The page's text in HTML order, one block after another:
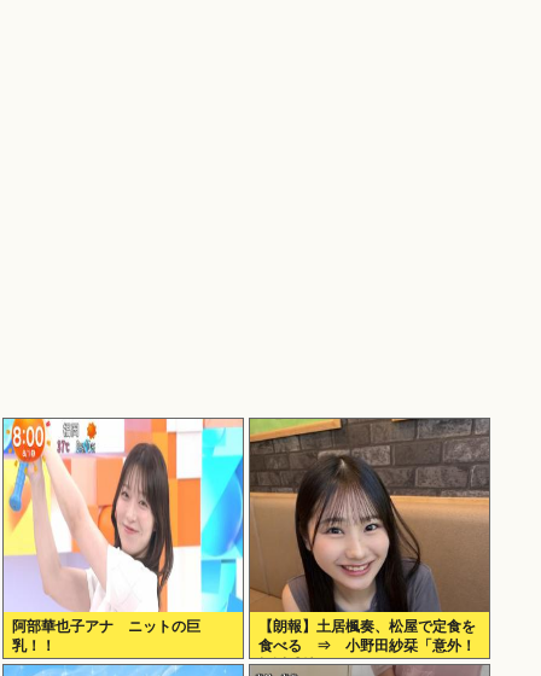
阿部華也子アナ ニットの巨
乳！！
【朗報】土居楓奏、松屋で定食を
食べる ⇒ 小野田紗栞「意外！
親近感持った」